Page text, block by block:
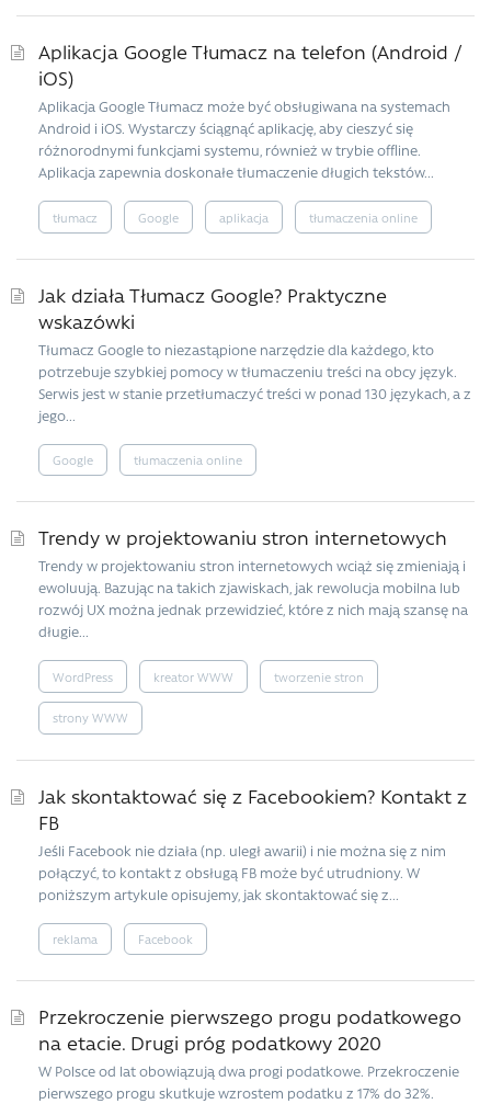
Aplikacja Google Tłumacz na telefon (Android /
iOS)
Aplikacja Google Tłumacz może być obsługiwana na systemach
Android i iOS. Wystarczy ściągnąć aplikację, aby cieszyć się
różnorodnymi funkcjami systemu, również w trybie offline.
Aplikacja zapewnia doskonałe tłumaczenie długich tekstów...
tłumacz Google aplikacja tłumaczenia online
Jak działa Tłumacz Google? Praktyczne
wskazówki
Tłumacz Google to niezastąpione narzędzie dla każdego, kto
potrzebuje szybkiej pomocy w tłumaczeniu treści na obcy język.
Serwis jest w stanie przetłumaczyć treści w ponad 130 językach, a z
jego...
Google tłumaczenia online
Trendy w projektowaniu stron internetowych
Trendy w projektowaniu stron internetowych wciąż się zmieniają i
ewoluują. Bazując na takich zjawiskach, jak rewolucja mobilna lub
rozwój UX można jednak przewidzieć, które z nich mają szansę na
długie...
WordPress kreator WWW tworzenie stron
strony WWW
Jak skontaktować się z Facebookiem? Kontakt z
FB
Jeśli Facebook nie działa (np. uległ awarii) i nie można się z nim
połączyć, to kontakt z obsługą FB może być utrudniony. W
poniższym artykule opisujemy, jak skontaktować się z...
reklama Facebook
Przekroczenie pierwszego progu podatkowego
na etacie. Drugi próg podatkowy 2020
W Polsce od lat obowiązują dwa progi podatkowe. Przekroczenie
pierwszego progu skutkuje wzrostem podatku z 17% do 32%.